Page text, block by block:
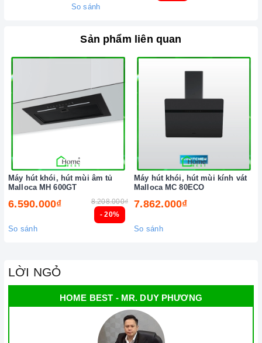
So sánh
Sản phẩm liên quan
- 20%
Máy hút khói, hút mùi âm tủ
Malloca MH 600GT
6.590.000₫ 8.208.000₫
So sánh
Máy hút khói, hút mùi kính vát
Malloca MC 80ECO
7.862.000₫
So sánh
LỜI NGỎ
HOME BEST - MR. DUY PHƯƠNG